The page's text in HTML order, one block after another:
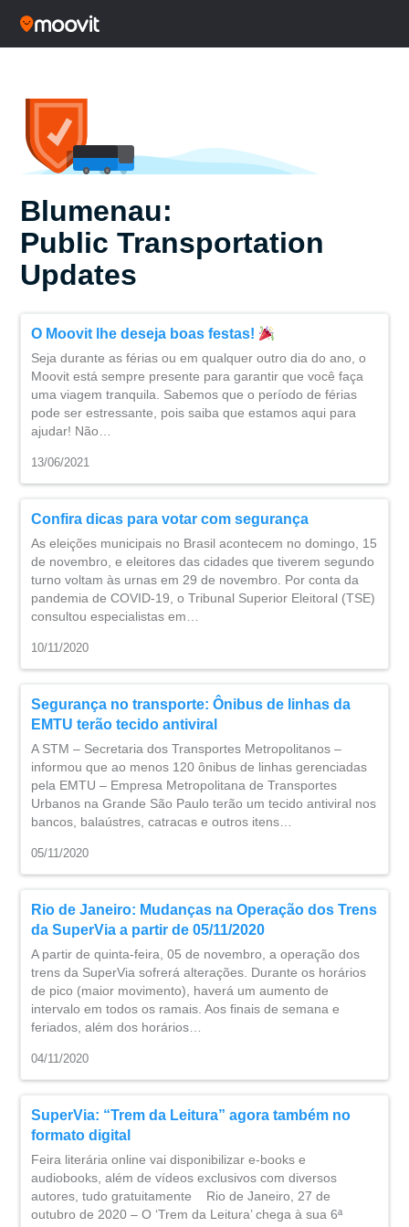
Blumenau:
Public Transportation
Updates
O Moovit lhe deseja boas festas!
Seja durante as férias ou em qualquer outro dia do ano, o
Moovit está sempre presente para garantir que você faça
uma viagem tranquila. Sabemos que o período de férias
pode ser estressante, pois saiba que estamos aqui para
ajudar! Não…
13/06/2021
Confira dicas para votar com segurança
As eleições municipais no Brasil acontecem no domingo, 15
de novembro, e eleitores das cidades que tiverem segundo
turno voltam às urnas em 29 de novembro. Por conta da
pandemia de COVID-19, o Tribunal Superior Eleitoral (TSE)
consultou especialistas em…
10/11/2020
Segurança no transporte: Ônibus de linhas da
EMTU terão tecido antiviral
A STM – Secretaria dos Transportes Metropolitanos –
informou que ao menos 120 ônibus de linhas gerenciadas
pela EMTU – Empresa Metropolitana de Transportes
Urbanos na Grande São Paulo terão um tecido antiviral nos
bancos, balaústres, catracas e outros itens…
05/11/2020
Rio de Janeiro: Mudanças na Operação dos Trens
da SuperVia a partir de 05/11/2020
A partir de quinta-feira, 05 de novembro, a operação dos
trens da SuperVia sofrerá alterações. Durante os horários
de pico (maior movimento), haverá um aumento de
intervalo em todos os ramais. Aos finais de semana e
feriados, além dos horários…
04/11/2020
SuperVia: “Trem da Leitura” agora também no
formato digital
Feira literária online vai disponibilizar e-books e
audiobooks, além de vídeos exclusivos com diversos
autores, tudo gratuitamente Rio de Janeiro, 27 de
outubro de 2020 – O ‘Trem da Leitura’ chega à sua 6ª